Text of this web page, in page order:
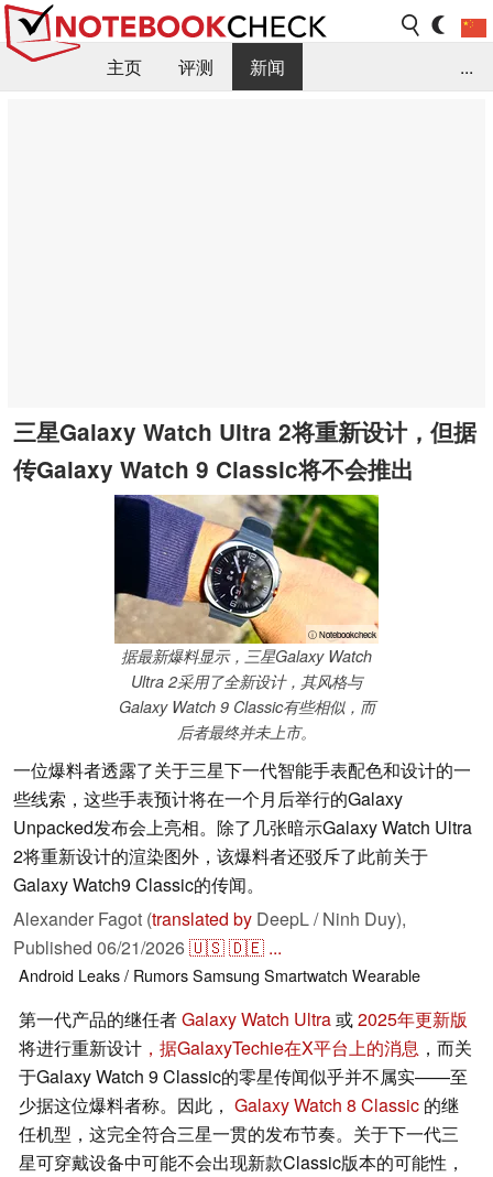
主页 评测
新闻
...
三星Galaxy Watch Ultra 2将重新设计，但据
传Galaxy Watch 9 Classic将不会推出
ⓘ Notebookcheck
据最新爆料显示，三星Galaxy Watch
Ultra 2采用了全新设计，其风格与
Galaxy Watch 9 Classic有些相似，而
后者最终并未上市。
一位爆料者透露了关于三星下一代智能手表配色和设计的一
些线索，这些手表预计将在一个月后举行的Galaxy
Unpacked发布会上亮相。除了几张暗示Galaxy Watch Ultra
2将重新设计的渲染图外，该爆料者还驳斥了此前关于
Galaxy Watch9 Classic的传闻。
Alexander Fagot (translated by DeepL / Ninh Duy),
Published 06/21/2026🇺🇸🇩🇪 ...
Android Leaks / RumorsSamsung Smartwatch Wearable
第一代产品的继任者Galaxy Watch Ultra或2025年更新版
将进行重新设计 ，据GalaxyTechie在X平台上的消息 ，而关
于Galaxy Watch 9 Classic的零星传闻似乎并不属实——至
少据这位爆料者称。因此， Galaxy Watch 8 Classic 的继
任机型，这完全符合三星一贯的发布节奏。关于下一代三
星可穿戴设备中可能不会出现新款Classic版本的可能性，